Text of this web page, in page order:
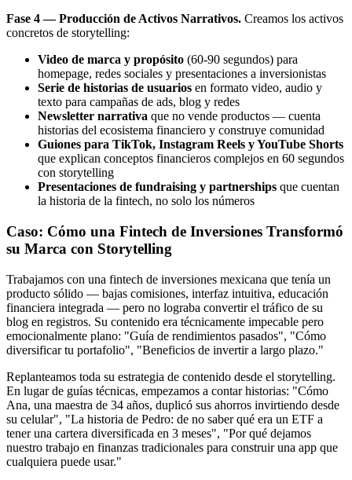
Fase 4 — Producción de Activos Narrativos. Creamos los activos
concretos de storytelling:
Video de marca y propósito (60-90 segundos) para
homepage, redes sociales y presentaciones a inversionistas
Serie de historias de usuarios en formato video, audio y
texto para campañas de ads, blog y redes
Newsletter narrativa que no vende productos — cuenta
historias del ecosistema financiero y construye comunidad
Guiones para TikTok, Instagram Reels y YouTube Shorts
que explican conceptos financieros complejos en 60 segundos
con storytelling
Presentaciones de fundraising y partnerships que cuentan
la historia de la fintech, no solo los números
Caso: Cómo una Fintech de Inversiones Transformó
su Marca con Storytelling
Trabajamos con una fintech de inversiones mexicana que tenía un
producto sólido — bajas comisiones, interfaz intuitiva, educación
financiera integrada — pero no lograba convertir el tráfico de su
blog en registros. Su contenido era técnicamente impecable pero
emocionalmente plano: "Guía de rendimientos pasados", "Cómo
diversificar tu portafolio", "Beneficios de invertir a largo plazo."
Replanteamos toda su estrategia de contenido desde el storytelling.
En lugar de guías técnicas, empezamos a contar historias: "Cómo
Ana, una maestra de 34 años, duplicó sus ahorros invirtiendo desde
su celular", "La historia de Pedro: de no saber qué era un ETF a
tener una cartera diversificada en 3 meses", "Por qué dejamos
nuestro trabajo en finanzas tradicionales para construir una app que
cualquiera puede usar."